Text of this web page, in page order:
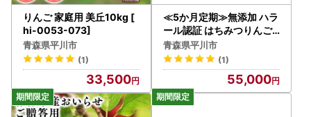
りんご 家庭用 美丘10kg [
hi-0053-073]
青森県平川市
(1)
33,500
≪5か月定期≫無添加 ハラ
ール認証 はちみつりんご
酢 500ml×2本 青森県産[
hi-0013-028]
青森県平川市
(1)
55,000